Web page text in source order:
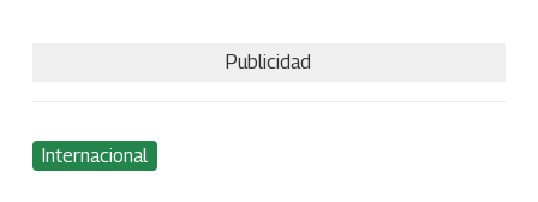
Publicidad
Internacional